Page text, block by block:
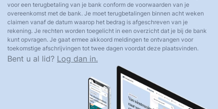
voor een terugbetaling van je bank conform de voorwaarden van je
overeenkomst met de bank. Je moet terugbetalingen binnen acht weken
claimen vanaf de datum waarop het bedrag is afgeschreven van je
rekening. Je rechten worden toegelicht in een overzicht dat je bij de bank
kunt opvragen. Je gaat ermee akkoord meldingen te ontvangen voor
toekomstige afschrijvingen tot twee dagen voordat deze plaatsvinden.
Bent u al lid? Log dan in.